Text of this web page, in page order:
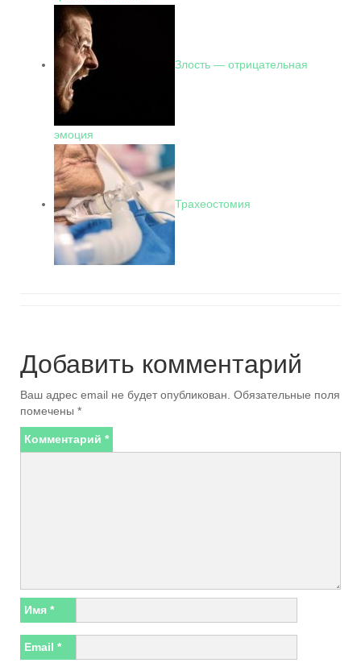
Злость — отрицательная
эмоция
Трахеостомия
Добавить комментарий
Ваш адрес email не будет опубликован. Обязательные поля
помечены *
Комментарий *
Имя *
Email *